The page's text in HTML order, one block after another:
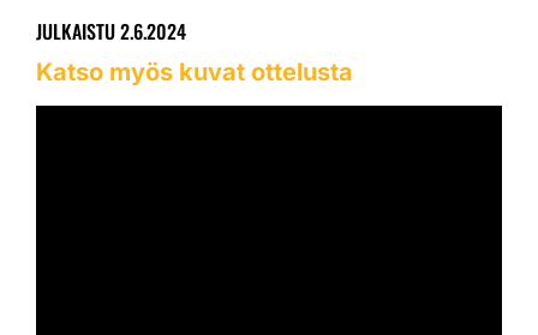
JULKAISTU2.6.2024
Katso myös kuvat ottelusta